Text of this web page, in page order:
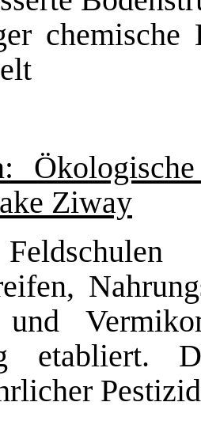
chemische
Ziway
und
etabliert.